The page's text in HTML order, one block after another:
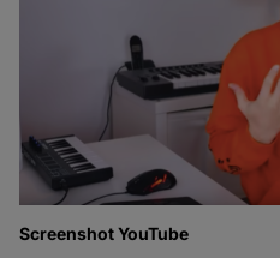
Screenshot YouTube